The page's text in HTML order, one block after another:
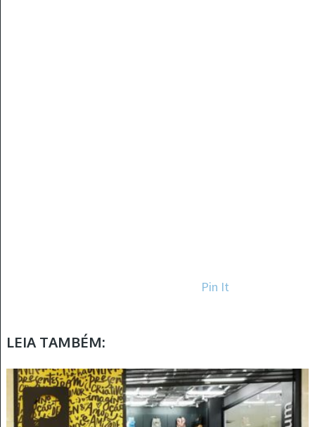
Pin It
LEIA TAMBÉM: